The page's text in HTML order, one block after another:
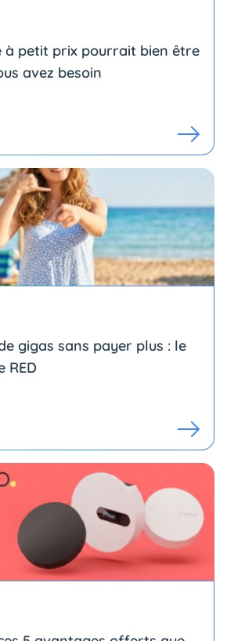
à petit prix pourrait bien être
avez besoin
gigas sans payer plus : le
RED